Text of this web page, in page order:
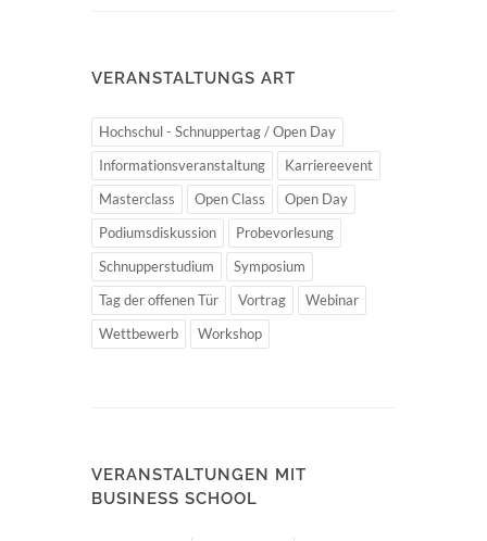
VERANSTALTUNGS ART
Hochschul - Schnuppertag / Open Day
Informationsveranstaltung
Karriereevent
Masterclass
Open Class
Open Day
Podiumsdiskussion
Probevorlesung
Schnupperstudium
Symposium
Tag der offenen Tür
Vortrag
Webinar
Wettbewerb
Workshop
VERANSTALTUNGEN MIT
BUSINESS SCHOOL